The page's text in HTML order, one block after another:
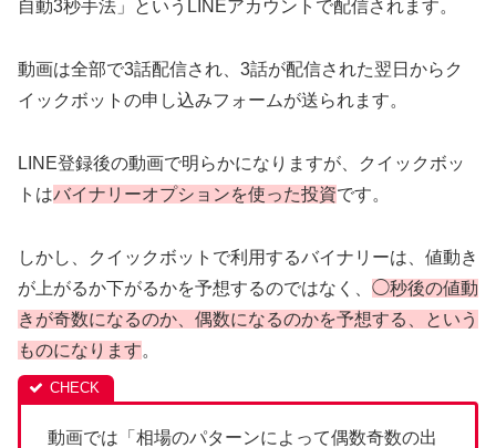
自動3秒手法」というLINEアカウントで配信されます。
動画は全部で3話配信され、3話が配信された翌日からク
イックボットの申し込みフォームが送られます。
LINE登録後の動画で明らかになりますが、クイックボッ
トはバイナリーオプションを使った投資です。
しかし、クイックボットで利用するバイナリーは、値動き
が上がるか下がるかを予想するのではなく、 ◯秒後の値動
きが奇数になるのか、偶数になるのかを予想する、という
ものになります。
動画では「相場のパターンによって偶数奇数の出